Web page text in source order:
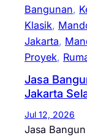
Bangunan,
Klasik,
Jakarta,
Proyek,
Jasa
Jakarta
Jul 12, 2026
Jasa